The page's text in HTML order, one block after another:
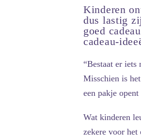
Kinderen
dus lastig
goed
cadeau-
“Bestaat er
Misschien is
een pakje
Wat kinderen
zekere voor het